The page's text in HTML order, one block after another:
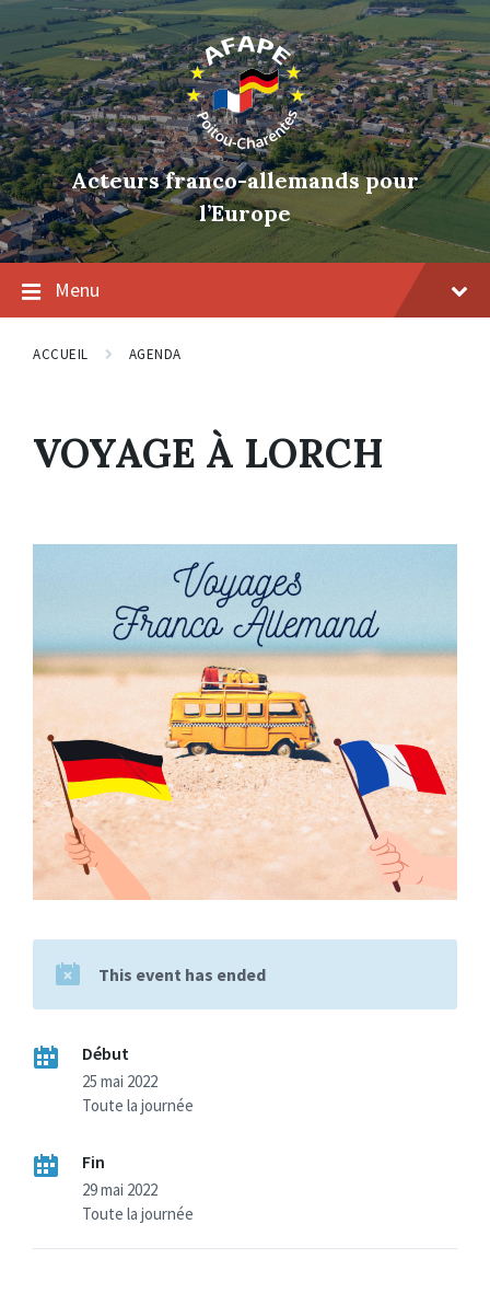
Skip
to
content
Skip
to
main
navigation
Skip
to
footer
Acteurs franco-allemands pour
l’Europe
Menu
ACCUEIL AGENDA
VOYAGE À LORCH
This event has ended
Début
25 mai 2022
Toute la journée
Fin
29 mai 2022
Toute la journée